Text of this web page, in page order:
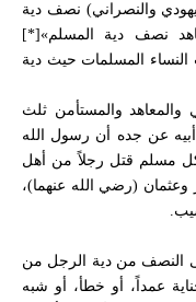
والنصراني) نصف دية
نصف دية المسلم»[*]
المسلمات حيث دية
والمعاهد والمستأمن ثلث
عن جده أن رسول الله
مسلم قتل رجلاً من أهل
(رضي الله عنهما)،
النصف من دية الرجل من
عمداً، أو خطأ، أو شبه